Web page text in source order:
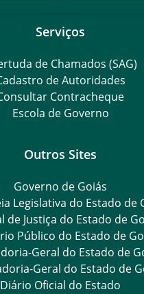
Serviços
de Chamados (SAG)
de Autoridades
Contracheque
Escola de Governo
Outros Sites
Governo de Goiás
Legislativa do Estado de
de Justiça do Estado de
Público do Estado de
Geral do Estado de
Geral do Estado de
Diário Oficial do Estado